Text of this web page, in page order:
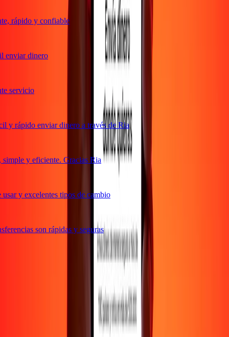
rápido y confiable
dinero
servicio
rápido enviar dinero a través de Ria
y eficiente. Gracias Ria
y excelentes tipos de cambio
son rápidas y seguras